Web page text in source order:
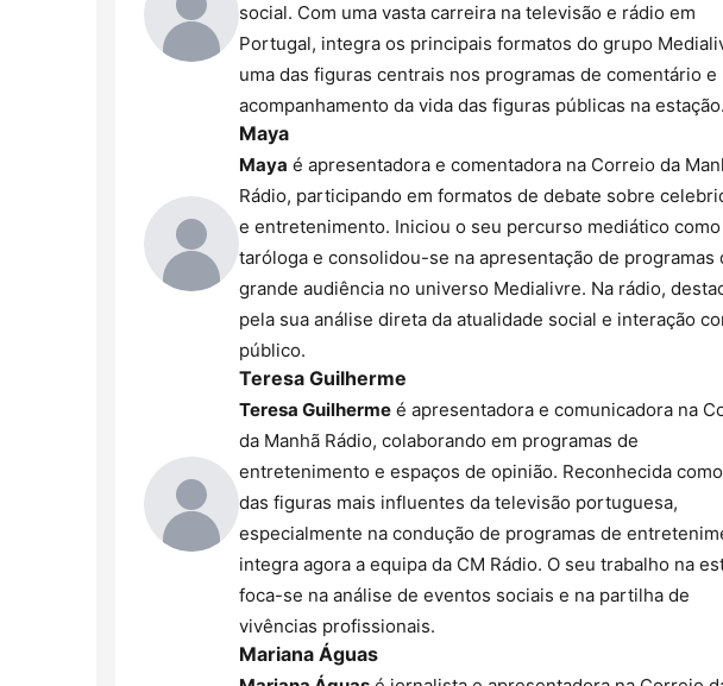
social. Com uma vasta carreira na televisão e rádio em
Portugal, integra os principais formatos do grupo
uma das figuras centrais nos programas de comentário e
acompanhamento da vida das figuras públicas na
Maya
Maya é apresentadora e comentadora na Correio da
Rádio, participando em formatos de debate sobre
e entretenimento. Iniciou o seu percurso mediático como
taróloga e consolidou-se na apresentação de programas
grande audiência no universo Medialivre. Na rádio,
pela sua análise direta da atualidade social e interação
público.
Teresa Guilherme
Teresa Guilherme é apresentadora e comunicadora na
da Manhã Rádio, colaborando em programas de
entretenimento e espaços de opinião. Reconhecida
das figuras mais influentes da televisão portuguesa,
especialmente na condução de programas de
integra agora a equipa da CM Rádio. O seu trabalho na
foca-se na análise de eventos sociais e na partilha de
vivências profissionais.
Mariana Águas